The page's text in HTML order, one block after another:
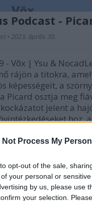
Not Process My
opt-out of the sale,
your personal or
by us, please use
your selection.
Podcast -
• 2023. április 30.
- Võx | Ysu &
rájön a titokra,
képességeit, a
Picard osztja meg
jelent a
hoz,